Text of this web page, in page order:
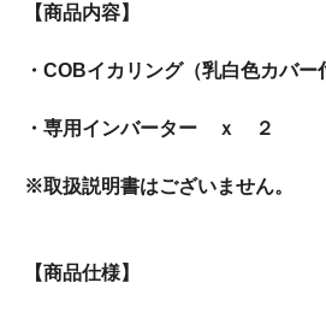
【商品内容】
・COBイカリング（乳白色カバ
・専用インバーター ｘ ２
※取扱説明書はございません。
【商品仕様】